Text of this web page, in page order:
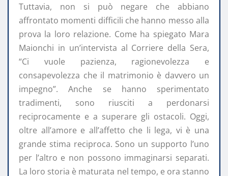
Tuttavia, non si può negare che abbiano
affrontato momenti difficili che hanno messo alla
prova la loro relazione. Come ha spiegato Mara
Maionchi in un’intervista al Corriere della Sera,
“Ci vuole pazienza, ragionevolezza e
consapevolezza che il matrimonio è davvero un
impegno”. Anche se hanno sperimentato
tradimenti, sono riusciti a perdonarsi
reciprocamente e a superare gli ostacoli. Oggi,
oltre all’amore e all’affetto che li lega, vi è una
grande stima reciproca. Sono un supporto l’uno
per l’altro e non possono immaginarsi separati.
La loro storia è maturata nel tempo, e ora stanno